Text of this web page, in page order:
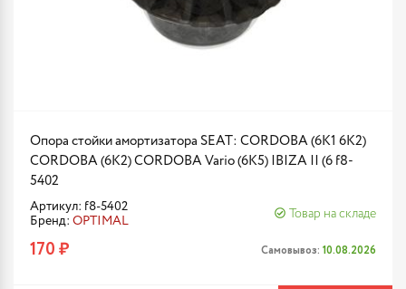
Опора стойки амортизатора SEAT: CORDOBA (6K1 6K2)
CORDOBA (6K2) CORDOBA Vario (6K5) IBIZA II (6 f8-
5402
Артикул: f8-5402
Бренд: OPTIMAL
Товар на складе
170 ₽ Самовывоз: 10.08.2026